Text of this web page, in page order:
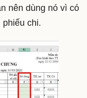
nên dùng nó vì có
phiếu chi.